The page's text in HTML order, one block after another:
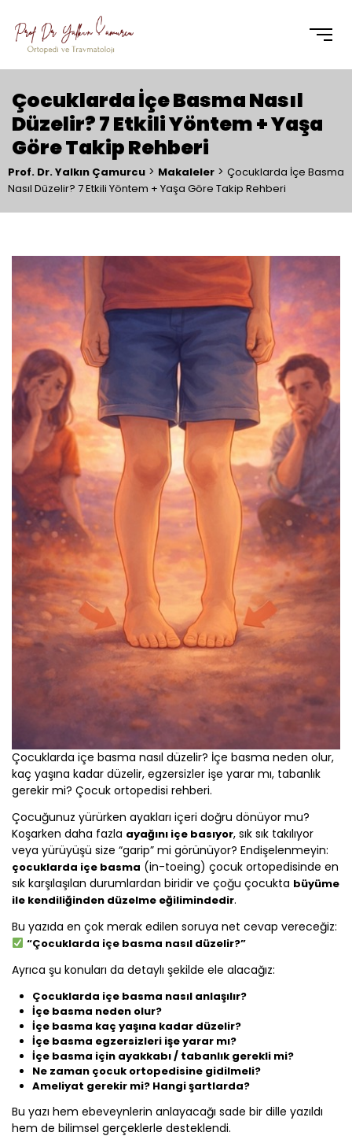
Çocuklarda İçe Basma Nasıl
Düzelir? 7 Etkili Yöntem + Yaşa
Göre Takip Rehberi
Prof. Dr. Yalkın Çamurcu> Makaleler> Çocuklarda İçe Basma
Nasıl Düzelir? 7 Etkili Yöntem + Yaşa Göre Takip Rehberi
Çocuklarda içe basma nasıl düzelir? İçe basma neden olur,
kaç yaşına kadar düzelir, egzersizler işe yarar mı, tabanlık
gerekir mi? Çocuk ortopedisi rehberi.
Çocuğunuz yürürken ayakları içeri doğru dönüyor mu?
Koşarken daha fazla ayağını içe basıyor, sık sık takılıyor
veya yürüyüşü size “garip” mi görünüyor? Endişelenmeyin:
çocuklarda içe basma (in-toeing) çocuk ortopedisinde en
sık karşılaşılan durumlardan biridir ve çoğu çocukta büyüme
ile kendiliğinden düzelme eğilimindedir.
Bu yazıda en çok merak edilen soruya net cevap vereceğiz:
“Çocuklarda içe basma nasıl düzelir?”
Ayrıca şu konuları da detaylı şekilde ele alacağız:
Çocuklarda içe basma nasıl anlaşılır?
İçe basma neden olur?
İçe basma kaç yaşına kadar düzelir?
İçe basma egzersizleri işe yarar mı?
İçe basma için ayakkabı / tabanlık gerekli mi?
Ne zaman çocuk ortopedisine gidilmeli?
Ameliyat gerekir mi? Hangi şartlarda?
Bu yazı hem ebeveynlerin anlayacağı sade bir dille yazıldı
hem de bilimsel gerçeklerle desteklendi.